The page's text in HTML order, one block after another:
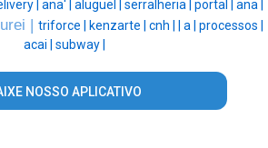
| ana' | aluguel | serralheria | portal | ana |
| triforce | kenzarte | cnh | a | processos |
acai | subway |
NOSSO APLICATIVO